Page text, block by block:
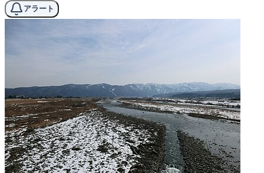
アラート